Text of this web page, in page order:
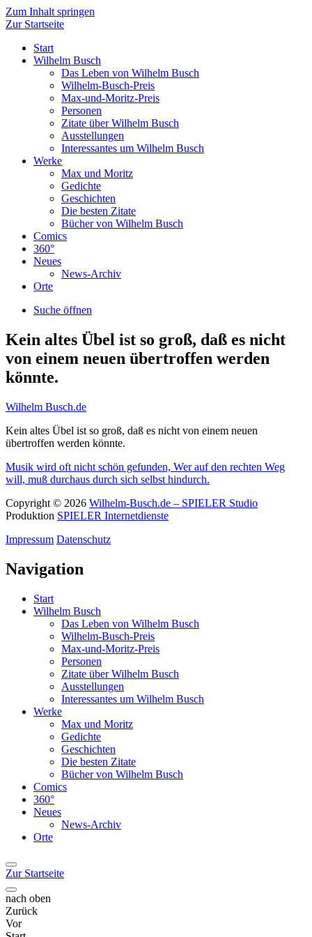
Zum Inhalt springen
Zur Startseite
Start
Wilhelm Busch
Das Leben von Wilhelm Busch
Wilhelm-Busch-Preis
Max-und-Moritz-Preis
Personen
Zitate über Wilhelm Busch
Ausstellungen
Interessantes um Wilhelm Busch
Werke
Max und Moritz
Gedichte
Geschichten
Die besten Zitate
Bücher von Wilhelm Busch
Comics
360°
Neues
News-Archiv
Orte
Suche öffnen
Kein altes Übel ist so groß, daß es nicht
von einem neuen übertroffen werden
könnte.
Wilhelm Busch.de
Kein altes Übel ist so groß, daß es nicht von einem neuen
übertroffen werden könnte.
Musik wird oft nicht schön gefunden, Wer auf den rechten Weg
will, muß durchaus durch sich selbst hindurch.
Copyright © 2026 Wilhelm-Busch.de – SPIELER Studio
Produktion SPIELER Internetdienste
Impressum Datenschutz
Navigation
Start
Wilhelm Busch
Das Leben von Wilhelm Busch
Wilhelm-Busch-Preis
Max-und-Moritz-Preis
Personen
Zitate über Wilhelm Busch
Ausstellungen
Interessantes um Wilhelm Busch
Werke
Max und Moritz
Gedichte
Geschichten
Die besten Zitate
Bücher von Wilhelm Busch
Comics
360°
Neues
News-Archiv
Orte
Zur Startseite
nach oben
Zurück
Vor